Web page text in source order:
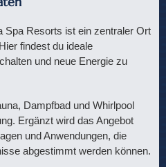
Spa Resorts ist ein zentraler Ort
findest du ideale
und neue Energie zu
Dampfbad und Whirlpool
Ergänzt wird das Angebot
und Anwendungen, die
abgestimmt werden können.